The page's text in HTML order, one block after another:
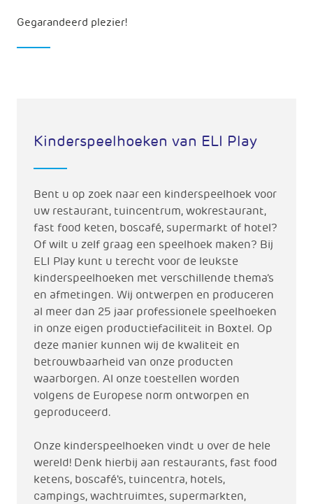
Gegarandeerd plezier!
Kinderspeelhoeken van ELI Play
Bent u op zoek naar een kinderspeelhoek voor
uw restaurant, tuincentrum, wokrestaurant,
fast food keten, boscafé, supermarkt of hotel?
Of wilt u zelf graag een speelhoek maken? Bij
ELI Play kunt u terecht voor de leukste
kinderspeelhoeken met verschillende thema’s
en afmetingen. Wij ontwerpen en produceren
al meer dan 25 jaar professionele speelhoeken
in onze eigen productiefaciliteit in Boxtel. Op
deze manier kunnen wij de kwaliteit en
betrouwbaarheid van onze producten
waarborgen. Al onze toestellen worden
volgens de Europese norm ontworpen en
geproduceerd.
Onze kinderspeelhoeken vindt u over de hele
wereld! Denk hierbij aan restaurants, fast food
ketens, boscafé's, tuincentra, hotels,
campings, wachtruimtes, supermarkten,